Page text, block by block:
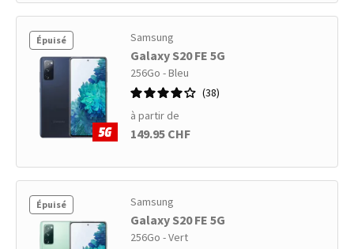
Épuisé Samsung
Galaxy S20 FE 5G
256Go - Bleu
38
à partir de
149.95 CHF
Épuisé Samsung
Galaxy S20 FE 5G
256Go - Vert